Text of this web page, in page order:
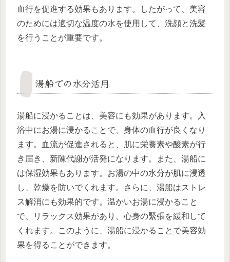
血行を促進する効果もあります。したがって、美容
のためには適切な温度の水を使用して、洗顔と洗髪
を行うことが重要です。
湯船での水分活用
湯船に浸かることは、美容にも効果があります。入
浴中にお湯に浸かることで、身体の血行が良くなり
ます。血流が促進されると、肌に栄養素や酸素が行
き届き、新陳代謝が活発になります。また、湯船に
は保湿効果もあります。お湯の中の水分が肌に浸透
し、乾燥を防いでくれます。さらに、湯船はストレ
ス解消にも効果的です。温かいお湯に浸かること
で、リラックス効果があり、心身の緊張を緩和して
くれます。このように、湯船に浸かることで美容効
果を得ることができます。